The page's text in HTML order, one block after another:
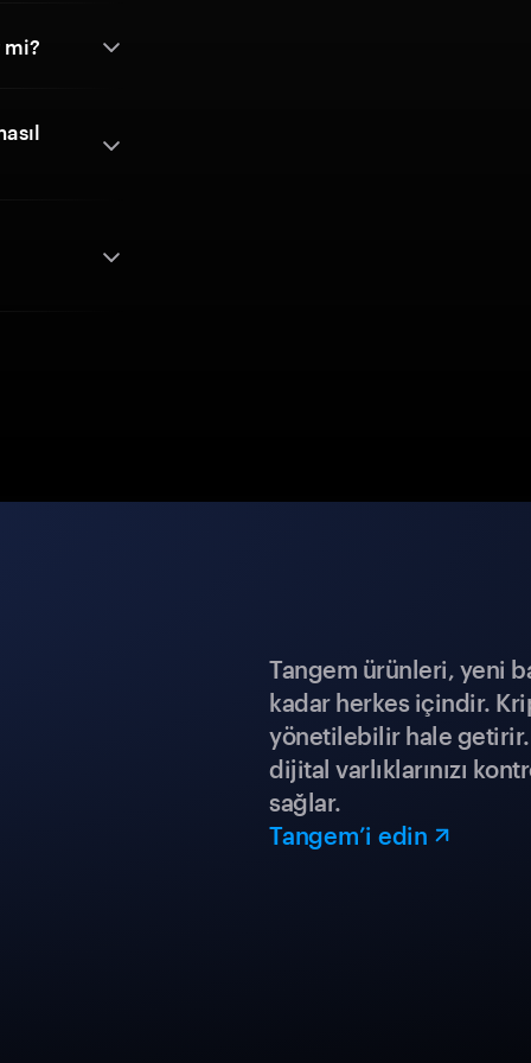
mi?
Tangem ürünleri, yeni
kadar herkes içindir.
yönetilebilir hale
dijital varlıklarınızı
sağlar.
Tangem’i edin